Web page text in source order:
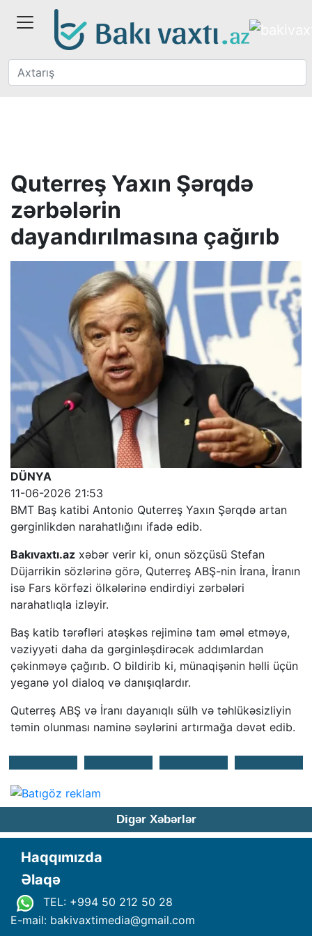
Quterreş Yaxın Şərqdə
zərbələrin
dayandırılmasına çağırıb
DÜNYA
11-06-2026 21:53
BMT Baş katibi Antonio Quterreş Yaxın Şərqdə artan
gərginlikdən narahatlığını ifadə edib.
Bakıvaxtı.az xəbər verir ki, onun sözçüsü Stefan
Düjarrikin sözlərinə görə, Quterreş ABŞ-nin İrana, İranın
isə Fars körfəzi ölkələrinə endirdiyi zərbələri
narahatlıqla izləyir.
Baş katib tərəfləri atəşkəs rejiminə tam əməl etməyə,
vəziyyəti daha da gərginləşdirəcək addımlardan
çəkinməyə çağırıb. O bildirib ki, münaqişənin həlli üçün
yeganə yol dialoq və danışıqlardır.
Quterreş ABŞ və İranı dayanıqlı sülh və təhlükəsizliyin
təmin olunması naminə səylərini artırmağa dəvət edib.
Digər Xəbərlər
Haqqımızda
Əlaqə
TEL: +994 50 212 50 28
E-mail: bakivaxtimedia@gmail.com